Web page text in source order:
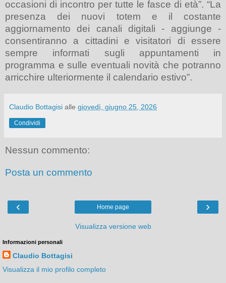
occasioni di incontro per tutte le fasce di età”. “La
presenza dei nuovi totem e il costante
aggiornamento dei canali digitali - aggiunge -
consentiranno a cittadini e visitatori di essere
sempre informati sugli appuntamenti in
programma e sulle eventuali novità che potranno
arricchire ulteriormente il calendario estivo”.
Claudio Bottagisi alle giovedì, giugno 25, 2026
Condividi
Nessun commento:
Posta un commento
‹ ›
Home page
Visualizza versione web
Informazioni personali
Claudio Bottagisi
Visualizza il mio profilo completo